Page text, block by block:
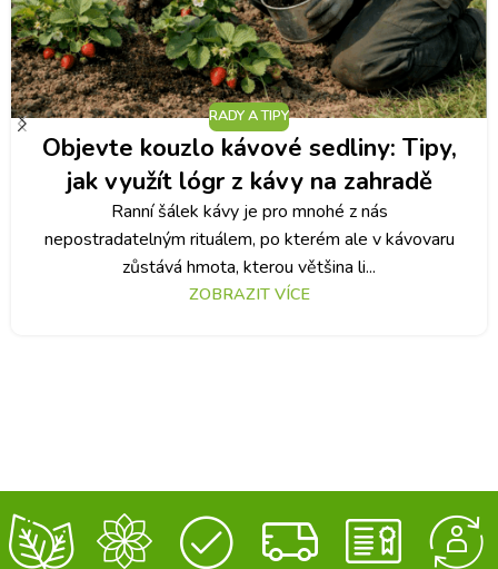
RADY A TIPY
Objevte kouzlo kávové sedliny: Tipy,
jak využít lógr z kávy na zahradě
Ranní šálek kávy je pro mnohé z nás
nepostradatelným rituálem, po kterém ale v kávovaru
zůstává hmota, kterou většina li...
ZOBRAZIT VÍCE